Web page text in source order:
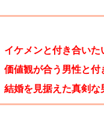
イケメンと付き合いた
価値観が合う男性と付
結婚を見据えた真剣な